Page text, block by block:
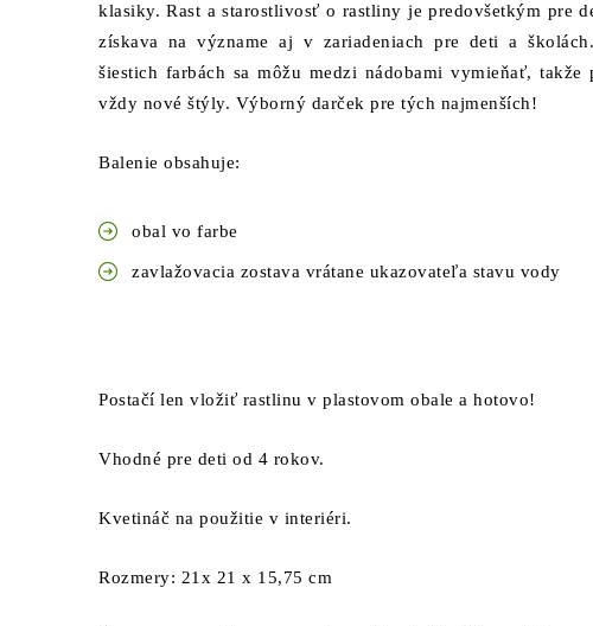
klasiky. Rast a starostlivosť o rastliny je predovšetkým pre
získava na význame aj v zariadeniach pre deti a
šiestich farbách sa môžu medzi nádobami vymieňať,
vždy nové štýly. Výborný darček pre tých najmenších!
Balenie obsahuje:
obal vo farbe
zavlažovacia zostava vrátane ukazovateľa stavu vody
Postačí len vložiť rastlinu v plastovom obale a hotovo!
Vhodné pre deti od 4 rokov.
Kvetináč na použitie v interiéri.
Rozmery: 21x 21 x 15,75 cm